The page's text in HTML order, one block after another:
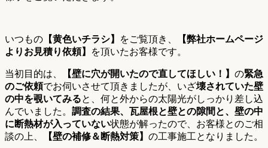
いつもの 【黄色いチラシ】 をご覧頂き、
【弊社ホームページ
よりお見積り依頼】
を頂いたお客様です。
当初目的は、 【壁に穴が開いたので直してほしい！】 の緊急
のご依頼でお伺いさせて頂きましたが、いざ壊されていた壁
の中を覗いてみると、何と外からの太陽光がしっかり差し込
んでいました。 調査の結果、瓦屋根と壁との隙間と、壁の中
に断熱材が入っていない状態が解ったので、お客様とのご相
談の上、
【壁の補修＆断熱対策】 の工事施工となりました。